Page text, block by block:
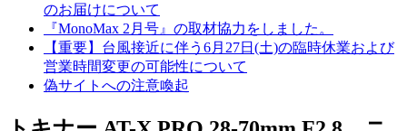
のお届けについて
『MonoMax 2月号』の取材協力をしました。
【重要】台風接近に伴う6月27日(土)の臨時休業および
営業時間変更の可能性について
偽サイトへの注意喚起